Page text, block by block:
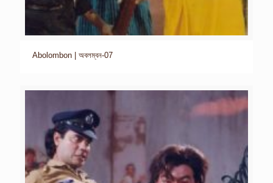
Abolombon | অবলম্বন-07